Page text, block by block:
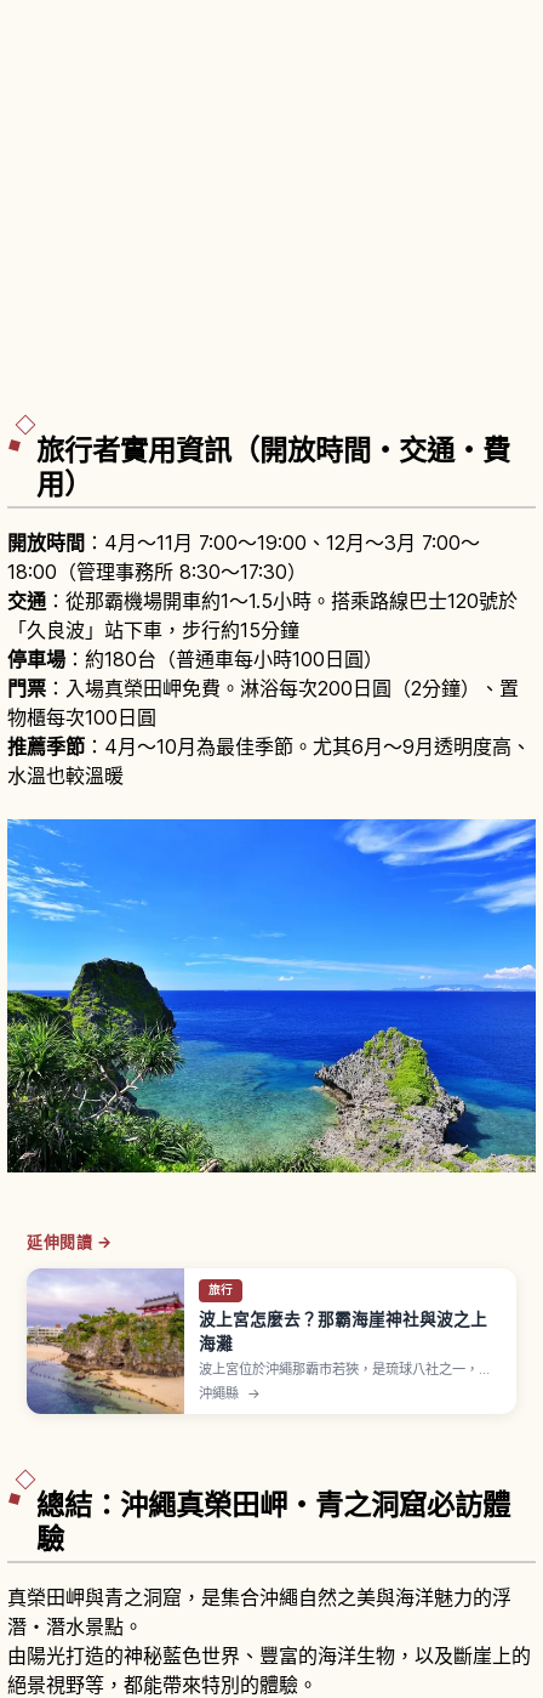
旅行者實用資訊（開放時間・交通・費
用）
開放時間 ：4月～11月 7:00～19:00、12月～3月 7:00～
18:00（管理事務所 8:30～17:30）
交通 ：從那霸機場開車約1～1.5小時。搭乘路線巴士120號於
「久良波」站下車，步行約15分鐘
停車場 ：約180台（普通車每小時100日圓）
門票 ：入場真榮田岬免費。淋浴每次200日圓（2分鐘）、置
物櫃每次100日圓
推薦季節 ：4月～10月為最佳季節。尤其6月～9月透明度高、
水溫也較溫暖
延伸閱讀 →
旅行
波上宮怎麼去？那霸海崖神社與波之上
海灘
波上宮位於沖繩那霸市若狹，是琉球八社之一，本
殿建於隆起珊瑚礁斷崖之上，俯瞰波之上海灘。介
紹神社信仰、海邊景色、從那霸機場與 Yui Rail 旭
沖繩縣 →
總結：沖繩真榮田岬・青之洞窟必訪體
驗
真榮田岬與青之洞窟，是集合沖繩自然之美與海洋魅力的浮
潛・潛水景點。
由陽光打造的神秘藍色世界、豐富的海洋生物，以及斷崖上的
絕景視野等，都能帶來特別的體驗。